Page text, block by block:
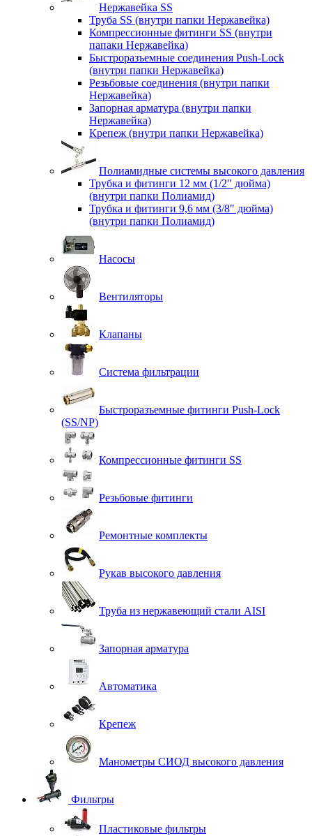
Нержавейка SS
Труба SS (внутри папки Нержавейка)
Компрессионные фитинги SS (внутри
папаки Нержавейка)
Быстроразъемные соединения Push-Lock
(внутри папки Нержавейка)
Резьбовые соединения (внутри папки
Нержавейка)
Запорная арматура (внутри папки
Нержавейка)
Крепеж (внутри папки Нержавейка)
Полиамидные системы высокого давления
Трубка и фитинги 12 мм (1/2" дюйма)
(внутри папки Полиамид)
Трубка и фитинги 9,6 мм (3/8" дюйма)
(внутри папки Полиамид)
Насосы
Вентиляторы
Клапаны
Система фильтрации
Быстроразъемные фитинги Push-Lock
(SS/NP)
Компрессионные фитинги SS
Резьбовые фитинги
Ремонтные комплекты
Рукав высокого давления
Труба из нержавеющий стали AISI
Запорная арматура
Автоматика
Крепеж
Манометры СИОД высокого давления
Фильтры
Пластиковые фильтры